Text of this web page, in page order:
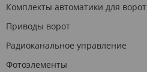
Комплекты автоматики для ворот
Приводы ворот
Радиоканальное управление
Фотоэлементы